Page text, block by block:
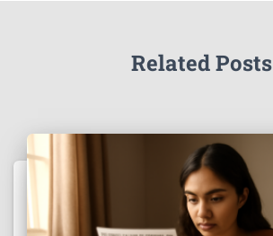
Related Posts